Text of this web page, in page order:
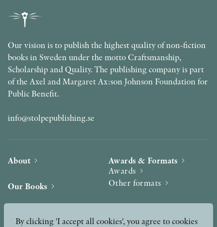
Our vision is to publish the highest quality of non-fiction
books in Sweden under the motto Craftsmanship,
Scholarship and Quality. The publishing company is part
of the Axel and Margaret Ax:son Johnson Foundation for
Public Benefit.
info@stolpepublishing.se
About
Our Books
Awards & Formats
Awards
Other formats
By clicking 'I accept all cookies', you agree to cookies